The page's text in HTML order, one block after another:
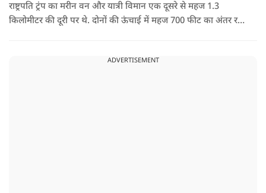
राष्ट्रपति ट्रंप का मरीन वन और यात्री विमान एक दूसरे से महज 1.3
किलोमीटर की दूरी पर थे. दोनों की ऊंचाई में महज 700 फीट का अंतर रह
ADVERTISEMENT